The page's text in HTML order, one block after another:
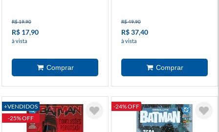
R$ 19,90
R$ 17,90
à vista
R$ 49,90
R$ 37,40
à vista
+VENDIDOS
-25% OFF
-24% OFF